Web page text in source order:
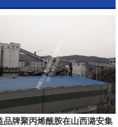
品牌聚丙烯酰胺在山西潞安集